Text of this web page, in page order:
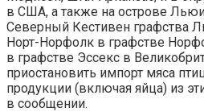
в США, а также на острове
Северный Кестивен графства
Норт-Норфолк в графстве
в графстве Эссекс в
приостановить импорт мяса
продукции (включая яйца) из
в сообщении.